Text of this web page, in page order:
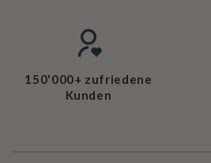
150'000+ zufriedene
Kunden